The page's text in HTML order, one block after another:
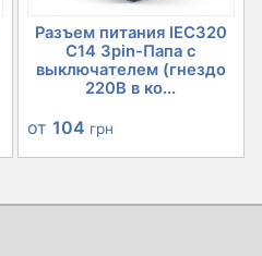
Разъем питания IEC320
C14 3pin-Папа с
выключателем (гнездо
220В в ко...
от 104 грн